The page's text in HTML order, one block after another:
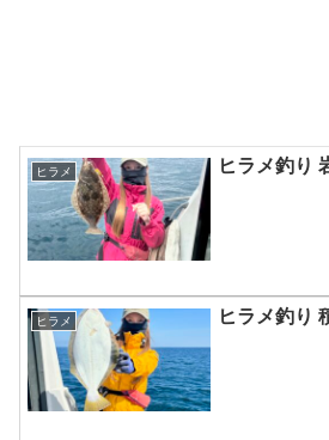
ヒラメ ヒラメ釣り
ヒラメ ヒラメ釣り